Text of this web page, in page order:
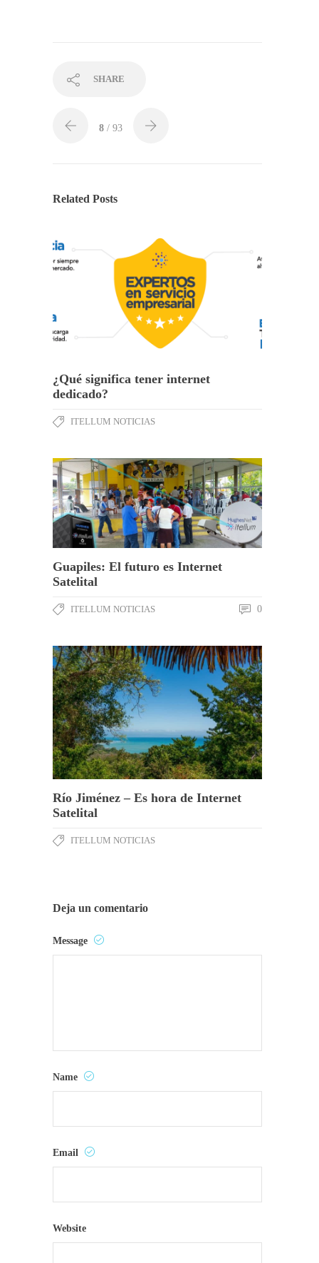
SHARE
8 / 93
Related Posts
¿Qué significa tener internet
dedicado?
ITELLUM NOTICIAS
Guapiles: El futuro es Internet
Satelital
ITELLUM NOTICIAS 0
Río Jiménez – Es hora de Internet
Satelital
ITELLUM NOTICIAS
Deja un comentario
Message
Name
Email
Website